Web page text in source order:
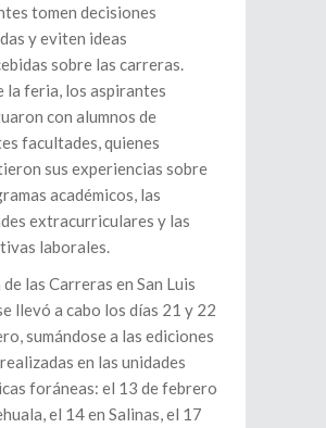
tomen decisiones
y eviten ideas
sobre las carreras.
la feria, los aspirantes
con alumnos de
facultades, quienes
sus experiencias sobre
académicos, las
extracurriculares y las
laborales.
de las Carreras en San Luis
llevó a cabo los días 21 y 22
sumándose a las ediciones
en las unidades
foráneas: el 13 de febrero
el 14 en Salinas, el 17